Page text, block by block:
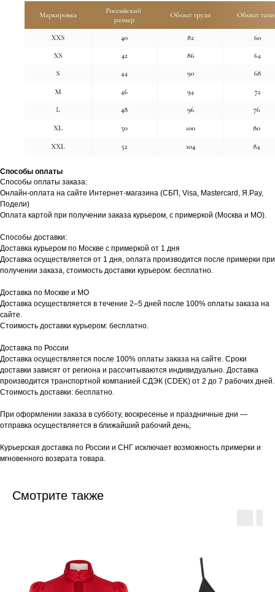
Способы оплаты
Способы оплаты заказа:
Онлайн-оплата на сайте Интернет-магазина (СБП, Visa, Mastercard, Я.Pay,
Подели)
Оплата картой при получении заказа курьером, с примеркой (Москва и МО).
Способы доставки:
Доставка курьером по Москве с примеркой от 1 дня
Доставка осуществляется от 1 дня, оплата производится после примерки при
получении заказа, стоимость доставки курьером: бесплатно.
Доставка по Москве и МО
Доставка осуществляется в течение 2–5 дней после 100% оплаты заказа на
сайте.
Стоимость доставки курьером: бесплатно.
Доставка по России
Доставка осуществляется после 100% оплаты заказа на сайте. Сроки
доставки зависят от региона и рассчитываются индивидуально. Доставка
производится транспортной компанией СДЭК (CDEK) от 2 до 7 рабочих дней.
Стоимость доставки: бесплатно.
При оформлении заказа в субботу, воскресенье и праздничные дни —
отправка осуществляется в ближайший рабочий день;
Курьерская доставка по России и СНГ исключает возможность примерки и
мгновенного возврата товара.
Смотрите также